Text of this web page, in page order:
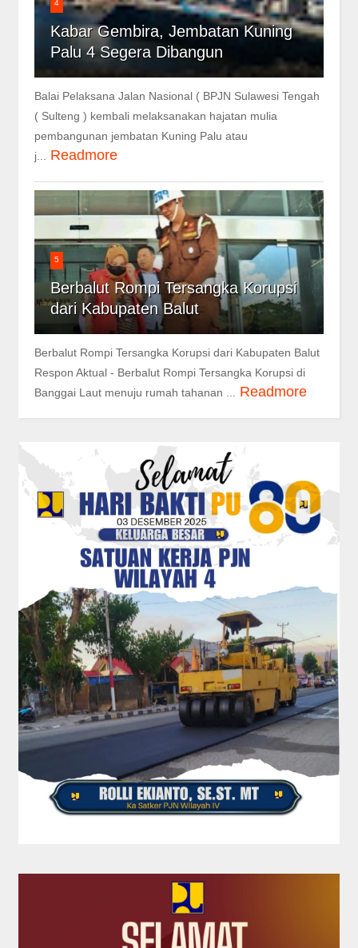
4
Kabar Gembira, Jembatan Kuning
Palu 4 Segera Dibangun
Balai Pelaksana Jalan Nasional ( BPJN Sulawesi Tengah
( Sulteng ) kembali melaksanakan hajatan mulia
pembangunan jembatan Kuning Palu atau
j...
Readmore
5
Berbalut Rompi Tersangka Korupsi
dari Kabupaten Balut
Berbalut Rompi Tersangka Korupsi dari Kabupaten Balut
Respon Aktual - Berbalut Rompi Tersangka Korupsi di
Banggai Laut menuju rumah tahanan ...
Readmore